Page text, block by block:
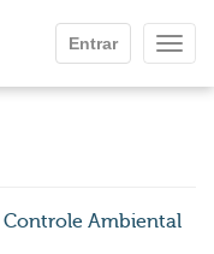
Entrar
Controle Ambiental